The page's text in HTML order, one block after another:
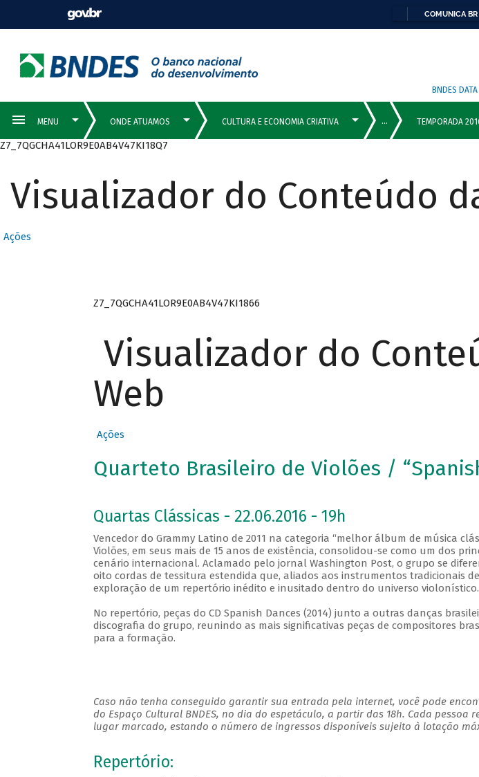
COMUNICA BR
BNDES DATA
Z7_7QGCHA41LOR9E0AB4V47KI18Q7
Visualizador do Conteúdo
Ações
Z7_7QGCHA41LOR9E0AB4V47KI1866
Visualizador do
Web
Ações
Quarteto Brasileiro de Violões /
Quartas Clássicas - 22.06.2016 - 19h
Vencedor do Grammy Latino de 2011 na categoria “melhor álbum de música
Violões, em seus mais de 15 anos de existência, consolidou-se como um dos
cenário internacional. Aclamado pelo jornal Washington Post, o grupo se
oito cordas de tessitura estendida que, aliados aos instrumentos tradicionais
exploração de um repertório inédito e inusitado dentro do universo violonístico.
No repertório, peças do CD Spanish Dances (2014) junto a outras danças
discografia do grupo, reunindo as mais significativas peças de compositores
para a formação.
Caso não tenha conseguido garantir sua entrada pela internet, você pode
do Espaço Cultural BNDES, no dia do espetáculo, a partir das 18h. Cada pessoa
lugar marcado, estando o número de ingressos disponíveis sujeito à lotação
Repertório: